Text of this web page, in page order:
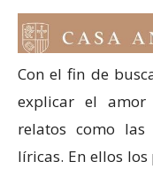
Con el fin de
explicar el amor
relatos como las
líricas. En ellos